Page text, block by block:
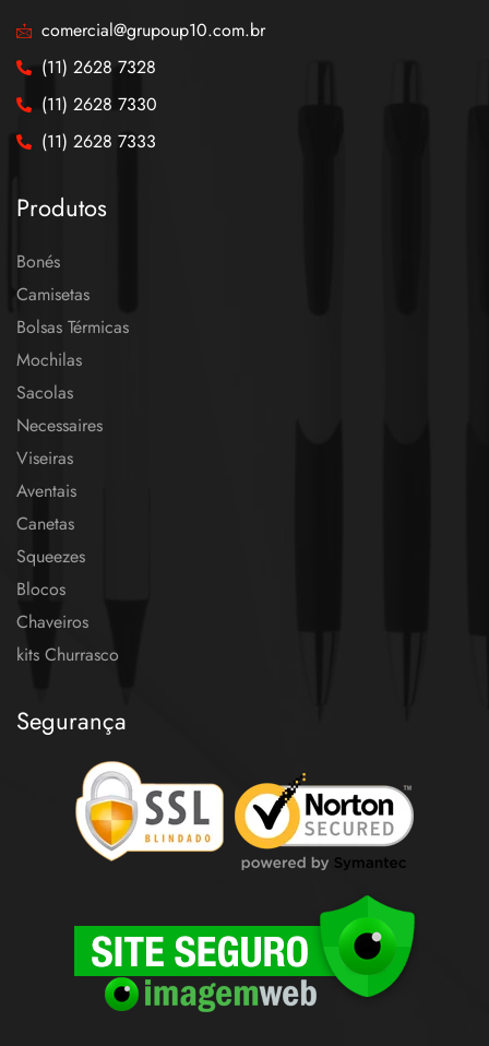
comercial@grupoup10.com.br
(11) 2628 7328
(11) 2628 7330
(11) 2628 7333
Produtos
Bonés
Camisetas
Bolsas Térmicas
Mochilas
Sacolas
Necessaires
Viseiras
Aventais
Canetas
Squeezes
Blocos
Chaveiros
kits Churrasco
Segurança